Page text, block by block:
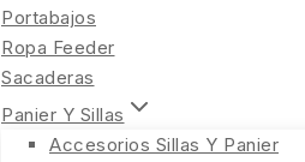
Portabajos
Ropa Feeder
Sacaderas
Panier Y Sillas
Accesorios Sillas Y Panier